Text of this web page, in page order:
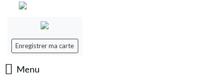
Enregistrer ma carte
Menu